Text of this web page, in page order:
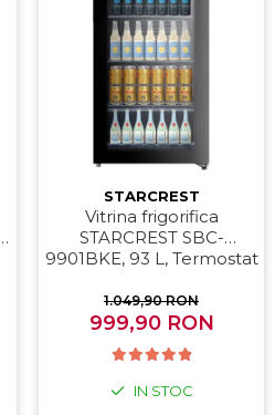
STARCREST
Vitrina frigorifica
STARCREST SBC-
9901BKE, 93 L, Termostat
Usa sticla, H 84.5 cm,
Negru
1.049,90 RON
999,90 RON
IN STOC